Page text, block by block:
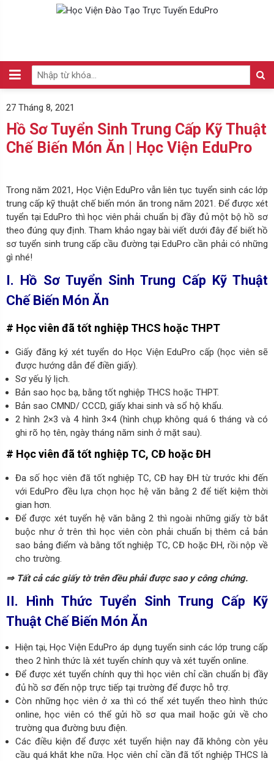
27 Tháng 8, 2021
Hồ Sơ Tuyển Sinh Trung Cấp Kỹ Thuật
Chế Biến Món Ăn | Học Viện EduPro
Trong năm 2021, Học Viện EduPro vẫn liên tục tuyển sinh các lớp
trung cấp kỹ thuật chế biến món ăn trong năm 2021. Để được xét
tuyển tại EduPro thì học viên phải chuẩn bị đầy đủ một bộ hồ sơ
theo đúng quy định. Tham khảo ngay bài viết dưới đây để biết hồ
sơ tuyển sinh trung cấp cầu đường tại EduPro cần phải có những
gì nhé!
I. Hồ Sơ Tuyển Sinh Trung Cấp Kỹ Thuật
Chế Biến Món Ăn
# Học viên đã tốt nghiệp THCS hoặc THPT
Giấy đăng ký xét tuyển do Học Viện EduPro cấp (học viên sẽ
được hướng dẫn để điền giấy).
Sơ yếu lý lịch.
Bản sao học bạ, bằng tốt nghiệp THCS hoặc THPT.
Bản sao CMND/ CCCD, giấy khai sinh và sổ hộ khẩu.
2 hình 2×3 và 4 hình 3×4 (hình chụp không quá 6 tháng và có
ghi rõ họ tên, ngày tháng năm sinh ở mặt sau).
# Học viên đã tốt nghiệp TC, CĐ hoặc ĐH
Đa số học viên đã tốt nghiệp TC, CĐ hay ĐH từ trước khi đến
với EduPro đều lựa chọn học hệ văn bằng 2 để tiết kiệm thời
gian hơn.
Để được xét tuyển hệ văn bằng 2 thì ngoài những giấy tờ bắt
buộc như ở trên thì học viên còn phải chuẩn bị thêm cả bản
sao bảng điểm và bằng tốt nghiệp TC, CĐ hoặc ĐH, rồi nộp về
cho trường.
⇒ Tất cả các giấy tờ trên đều phải được sao y công chứng.
II. Hình Thức Tuyển Sinh Trung Cấp Kỹ
Thuật Chế Biến Món Ăn
Hiện tại, Học Viện EduPro áp dụng tuyển sinh các lớp trung cấp
theo 2 hình thức là xét tuyển chính quy và xét tuyển online.
Để được xét tuyển chính quy thì học viên chỉ cần chuẩn bị đầy
đủ hồ sơ đến nộp trực tiếp tại trường để được hỗ trợ.
Còn những học viên ở xa thì có thể xét tuyển theo hình thức
online, học viên có thể gửi hồ sơ qua mail hoặc gửi về cho
trường qua đường bưu điện.
Các điều kiện để được xét tuyển hiện nay đã không còn yêu
cầu quá khắt khe nữa. Học viên chỉ cần đã tốt nghiệp THCS là